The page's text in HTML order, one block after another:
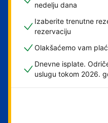
nedelju dana
Izaberite trenutne
rezervaciju
Olakšaćemo vam
Dnevne isplate.
uslugu tokom 2026.
Počnite